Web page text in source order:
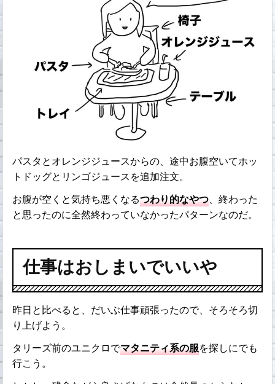
パスタとオレンジジュースからの、途中お腹空いてホッ
トドッグとリンゴジュースを追加注文。
お腹が空くと気持ち悪くなるつわり的なやつ、終わった
と思ったのに全然終わっていなかったパターンなのだ。
仕事はおしまいでいいや
昨日と比べると、だいぶ仕事頑張ったので、そろそろ切
り上げよう。
タリーズ前のユニクロでマタニティ系の服を探しにでも
行こう。